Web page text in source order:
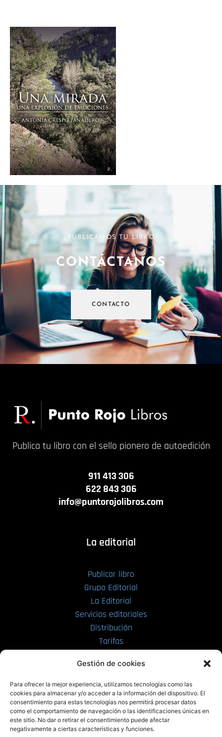
Gestión de cookies
Para ofrecer la mejor experiencia, utilizamos tecnologías como las
cookies para almacenar y/o acceder a la información del dispositivo. El
consentimiento para estas tecnologías nos permitirá procesar datos
como el comportamiento de navegación o las identificaciones únicas en
este sitio. No dar o retirar el consentimiento puede afectar
negativamente a ciertas características y funciones.
¿PUBLICAMOS TU LIBRO?
CONTÁCTANOS
CONTACTO
Publica tu libro con el sello pionero de autoedición
911 413 306
622 843 306
info@puntorojolibros.com
La editorial
Publicar libro
Grupo Editorial
La Editorial
Servicios editoriales
Distribución
Tarifas
PRL | Films
PRL | Play
PRL | LAB